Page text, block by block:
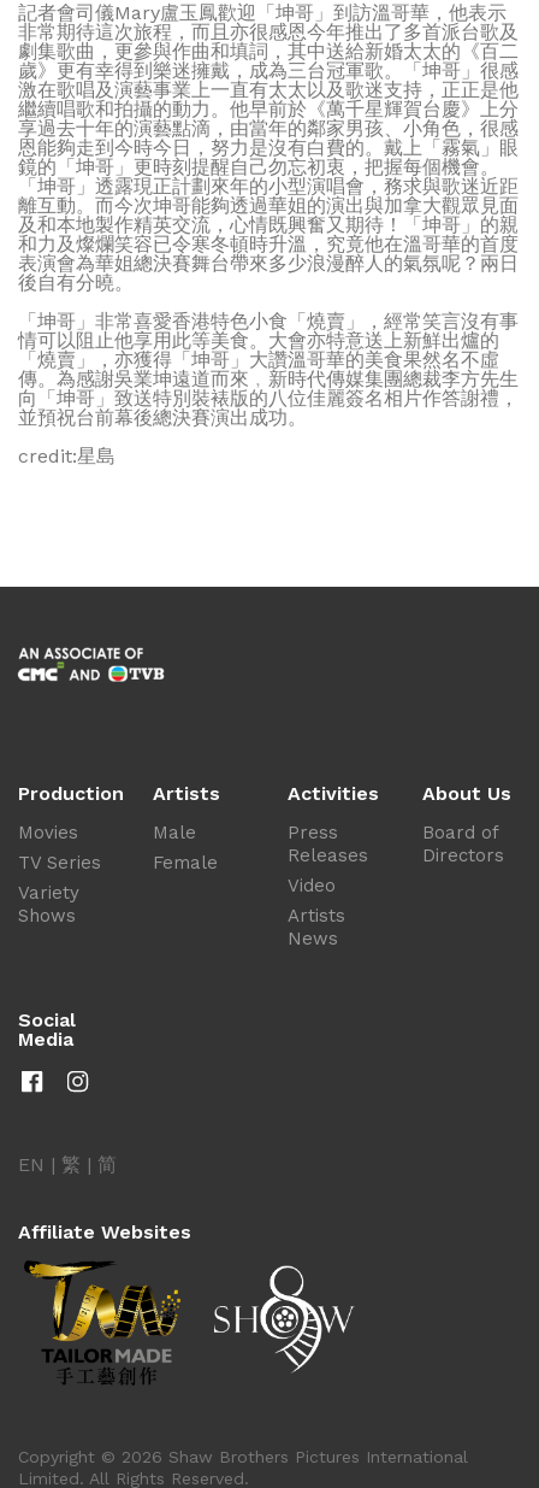
記者會司儀Mary盧玉鳳歡迎「坤哥」到訪溫哥華，他表示
非常期待這次旅程，而且亦很感恩今年推出了多首派台歌及
劇集歌曲，更參與作曲和填詞，其中送給新婚太太的《百二
歲》更有幸得到樂迷擁戴，成為三台冠軍歌。「坤哥」很感
激在歌唱及演藝事業上一直有太太以及歌迷支持，正正是他
繼續唱歌和拍攝的動力。他早前於《萬千星輝賀台慶》上分
享過去十年的演藝點滴，由當年的鄰家男孩、小角色，很感
恩能夠走到今時今日，努力是沒有白費的。戴上「霧氣」眼
鏡的「坤哥」更時刻提醒自己勿忘初衷，把握每個機會。
「坤哥」透露現正計劃來年的小型演唱會，務求與歌迷近距
離互動。而今次坤哥能夠透過華姐的演出與加拿大觀眾見面
及和本地製作精英交流，心情既興奮又期待！「坤哥」的親
和力及燦爛笑容已令寒冬頓時升溫，究竟他在溫哥華的首度
表演會為華姐總決賽舞台帶來多少浪漫醉人的氣氛呢？兩日
後自有分曉。
「坤哥」非常喜愛香港特色小食「燒賣」，經常笑言沒有事
情可以阻止他享用此等美食。大會亦特意送上新鮮出爐的
「燒賣」，亦獲得「坤哥」大讚溫哥華的美食果然名不虛
傳。為感謝吳業坤遠道而來﹐新時代傳媒集團總裁李方先生
向「坤哥」致送特別裝裱版的八位佳麗簽名相片作答謝禮，
並預祝台前幕後總決賽演出成功。
credit:星島
Production
Movies
TV Series
Variety
Shows
Artists
Male
Female
Activities
Press
Releases
Video
Artists
News
About Us
Board of
Directors
Social
Media
EN | 繁 | 简
Affiliate Websites
Copyright © 2026 Shaw Brothers Pictures International
Limited. All Rights Reserved.